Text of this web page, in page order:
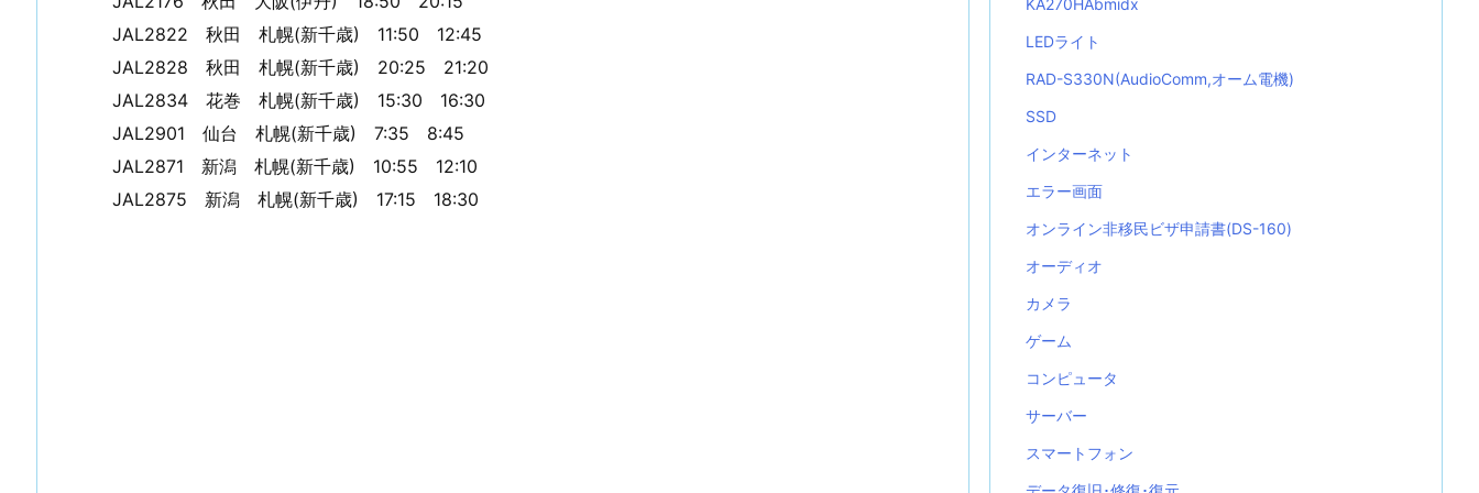
JAL2822 秋田 札幌(新千歳) 11:50 12:45
JAL2828 秋田 札幌(新千歳) 20:25 21:20
JAL2834 花巻 札幌(新千歳) 15:30 16:30
JAL2901 仙台 札幌(新千歳) 7:35 8:45
JAL2871 新潟 札幌(新千歳) 10:55 12:10
JAL2875 新潟 札幌(新千歳) 17:15 18:30
KA270HAbmidx
LEDライト
RAD-S330N(AudioComm,オーム電機)
SSD
インターネット
エラー画面
オンライン非移民ビザ申請書(DS-160)
オーディオ
カメラ
ゲーム
コンピュータ
サーバー
スマートフォン